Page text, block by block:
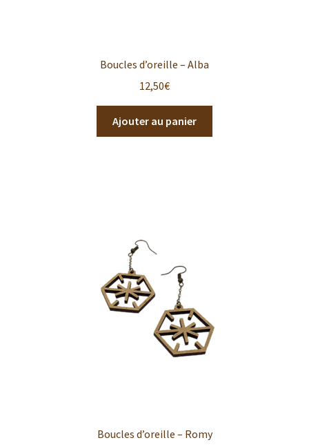
Boucles d’oreille – Alba
12,50€
Ajouter au panier
Boucles d’oreille – Romy